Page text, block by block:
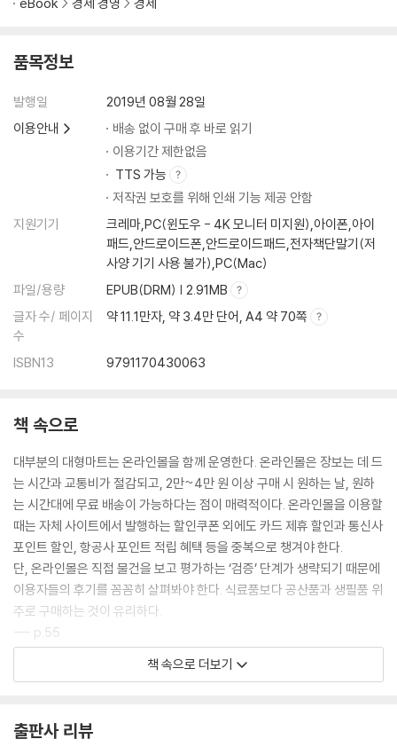
PART 4 자신의 능력을 살려 즐겁게 돈 버는 투잡
MY STORY- 묵혀둔 재능으로 현금흐름 만들기
동물을 좋아한다면 강아지 돌봐주는 펫테크
광고 입소문 내주고 쏠쏠하게 버는 SNS 재테크
나의 재능을 팝니다, 재능셀러 되기
에어비앤비 호스팅으로 50만 원 벌기
PART 5 10만 원으로 시작하는 소액투자
MY STORY- 단돈 10만 원이라도 투자해보는 용기
좋아하는 영화에 투자하기, 영화 크라우드펀딩
주인 없는 명품을 반값으로, 세관공매 재테크
달러를 싸게 사서 비싸게 파는 외화예금
정부에 돈 빌려주는 비교적 안전한 국공채 채권
금통장에 금 한 돈을 적립해본다, 골드뱅킹
품목정보
발행일
2019년 08월 28일
이용안내
배송 없이 구매 후 바로 읽기
이용기간 제한없음
TTS 가능
저작권 보호를 위해 인쇄 기능 제공 안함
지원기기
크레마,PC(윈도우 - 4K 모니터 미지원),아이폰,아이
패드,안드로이드폰,안드로이드패드,전자책단말기(저
사양 기기 사용 불가),PC(Mac)
파일/용량
EPUB(DRM) | 2.91MB
글자 수/ 페이지
수
약 11.1만자, 약 3.4만 단어, A4 약 70쪽
ISBN13 9791170430063
책 속으로
대부분의 대형마트는 온라인몰을 함께 운영한다. 온라인몰은 장보는 데 드
는 시간과 교통비가 절감되고, 2만~4만 원 이상 구매 시 원하는 날, 원하
는 시간대에 무료 배송이 가능하다는 점이 매력적이다. 온라인몰을 이용할
때는 자체 사이트에서 발행하는 할인쿠폰 외에도 카드 제휴 할인과 통신사
포인트 할인, 항공사 포인트 적립 혜택 등을 중복으로 챙겨야 한다.
단, 온라인몰은 직접 물건을 보고 평가하는 ‘검증’ 단계가 생략되기 때문에
이용자들의 후기를 꼼꼼히 살펴봐야 한다. 식료품보다 공산품과 생필품 위
주로 구매하는 것이 유리하다.
--- p.55
해외직구가 반드시 저렴한 것은 아니다. 물품가격 외에도 국제배송비, 관
해외직구 제품은 하자가 발생해도 교환이나 반품이 어렵다. 분쟁이 발생해
책 속으로 더보기
출판사 리뷰